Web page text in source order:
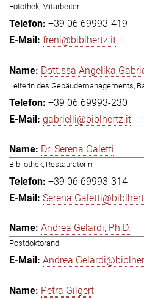
Fotothek, Mitarbeiter
+39 06 69993-419
freni@biblhertz.it
Dott.ssa Angelika
Leiterin des Gebäudemanagements,
+39 06 69993-230
gabrielli@biblhertz.it
Dr. Serena Galetti
Bibliothek, Restauratorin
+39 06 69993-314
Andrea Gelardi, Ph.D.
Postdoktorand
Petra Gilgert